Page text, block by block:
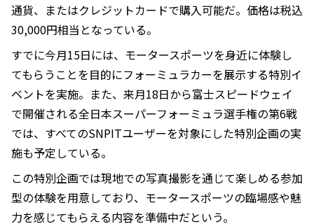
通貨、またはクレジットカードで購入可能だ。価格は税込
30,000円相当となっている。
すでに今月15日には、モータースポーツを身近に体験し
てもらうことを目的にフォーミュラカーを展示する特別イ
ベントを実施。また、来月18日から富士スピードウェイ
で開催される全日本スーパーフォーミュラ選手権の第6戦
では、すべてのSNPITユーザーを対象にした特別企画の実
施も予定している。
この特別企画では現地での写真撮影を通じて楽しめる参加
型の体験を用意しており、モータースポーツの臨場感や魅
力を感じてもらえる内容を準備中だという。